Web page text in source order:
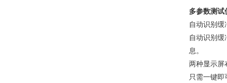
多参数测试
自动识别缓
自动识别
息。
两种显示屏
只需一键即